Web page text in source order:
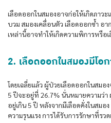
เลือดออกในสมองอาจก่อให้เกิดภาว
บวม สมองเคลื่อนตัว เลือดออกซ้ำ อ
เหล่านี้อาจทำให้เกิดความพิการหรือ
2. เลือดออกในสมองมีโอ
โดยเฉลี่ยแล้ว ผู้ป่วยเลือดออกในสมอ
5 ปีจะอยู่ที่ 26.7% นั่นหมายความว่
อยู่เกิน 5 ปี หลังจากมีเลือดคั่งในสม
ความรุนแรง การได้รับการรักษาที่รว